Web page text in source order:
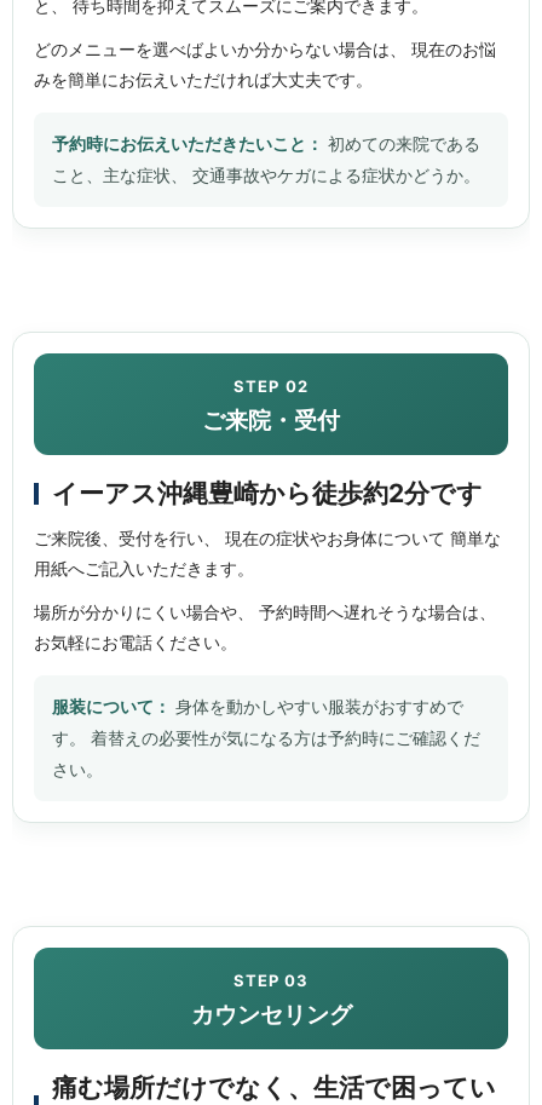
と、 待ち時間を抑えてスムーズにご案内できます。
どのメニューを選べばよいか分からない場合は、 現在のお悩
みを簡単にお伝えいただければ大丈夫です。
予約時にお伝えいただきたいこと： 初めての来院である
こと、主な症状、 交通事故やケガによる症状かどうか。
STEP 02
ご来院・受付
イーアス沖縄豊崎から徒歩約2分です
ご来院後、受付を行い、 現在の症状やお身体について 簡単な
用紙へご記入いただきます。
場所が分かりにくい場合や、 予約時間へ遅れそうな場合は、
お気軽にお電話ください。
服装について： 身体を動かしやすい服装がおすすめで
す。 着替えの必要性が気になる方は予約時にご確認くだ
さい。
STEP 03
カウンセリング
痛む場所だけでなく、生活で困ってい